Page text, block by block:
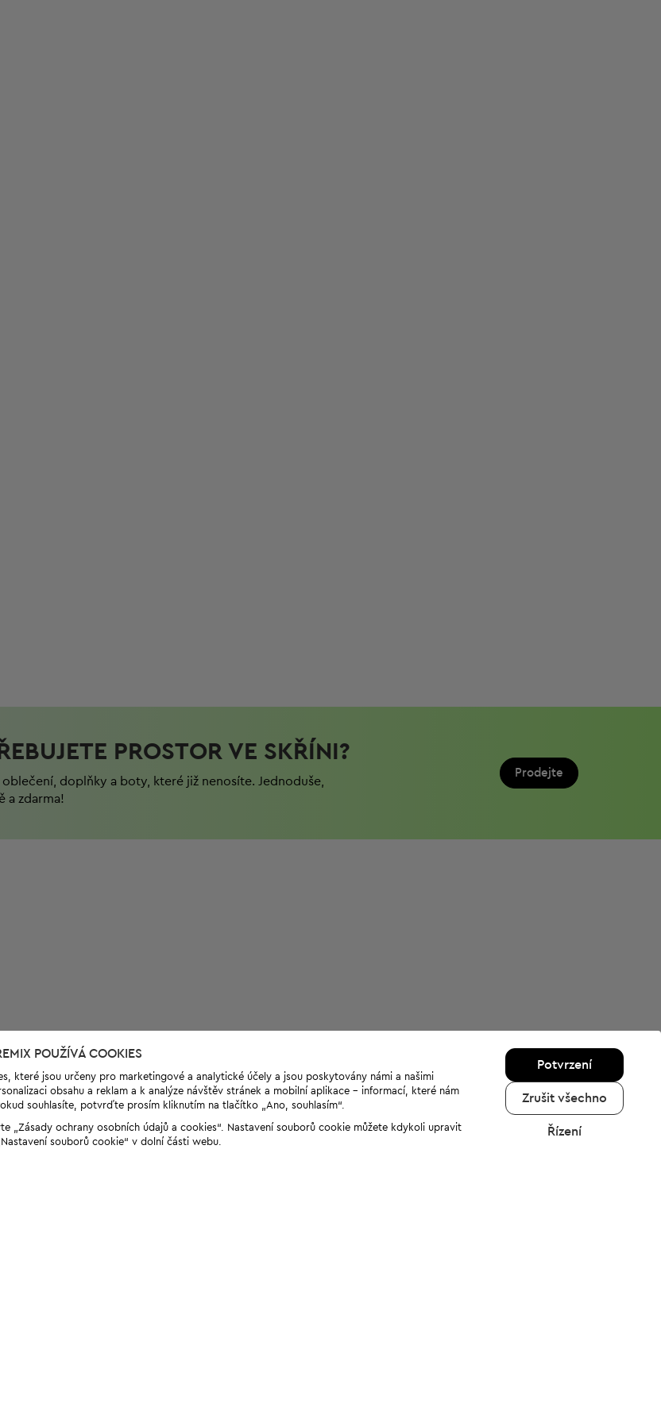
PROSTOR VE SKŘÍNI?
doplňky a boty, které již nenosíte. Jednoduše,
a zdarma!
Prodejte
POUŽÍVÁ COOKIES
které jsou určeny pro marketingové a analytické účely a jsou poskytovány námi a našimi
obsahu a reklam a k analýze návštěv stránek a mobilní aplikace - informací, které nám
souhlasíte, potvrďte prosím kliknutím na tlačítko „Ano, souhlasím“.
„Zásady ochrany osobních údajů a cookies“. Nastavení souborů cookie můžete kdykoli upravit
souborů cookie“ v dolní části webu.
Potvrzení
Zrušit všechno
Řízení